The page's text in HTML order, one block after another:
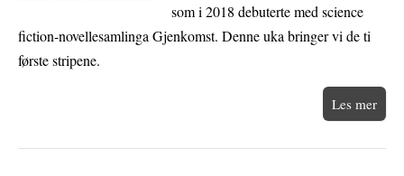
som i 2018 debuterte med science
fiction-novellesamlinga Gjenkomst. Denne uka bringer vi de ti
første stripene.
Les mer